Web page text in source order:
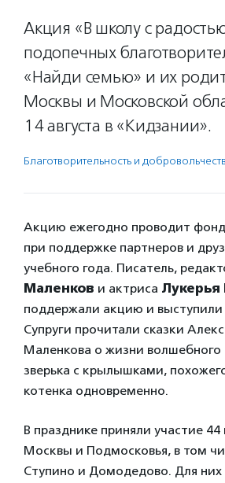
Акция «В школу с
подопечных
«Найди семью» и их
Москвы и Московской
14 августа в «Кидзании».
Благотвори­тель­ность и
Акцию ежегодно проводит
при поддержке партнеров и
учебного года. Писатель,
Маленков и актриса
поддержали акцию и выступили
Супруги прочитали сказки
Маленкова о жизни волшебного
зверька с крылышками,
котенка одновременно.
В празднике приняли участие
Москвы и Подмосковья, в том
Ступино и Домодедово. Для